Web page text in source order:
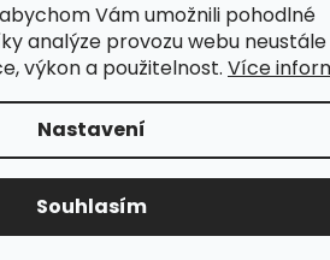
Vám umožnili pohodlné
analýze provozu webu neustále
výkon a použitelnost. Více
Nastavení
Souhlasím